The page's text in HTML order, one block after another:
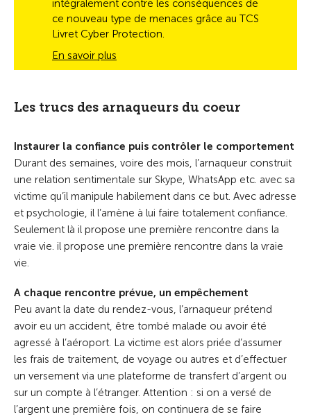
intégralement contre les conséquences de
ce nouveau type de menaces grâce au TCS
Livret Cyber Protection.
En savoir plus
Les trucs des arnaqueurs du coeur
Instaurer la confiance puis contrôler le comportement
Durant des semaines, voire des mois, l’arnaqueur construit
une relation sentimentale sur Skype, WhatsApp etc. avec sa
victime qu’il manipule habilement dans ce but. Avec adresse
et psychologie, il l’amène à lui faire totalement confiance.
Seulement là il propose une première rencontre dans la
vraie vie. il propose une première rencontre dans la vraie
vie.
A chaque rencontre prévue, un empêchement
Peu avant la date du rendez-vous, l’arnaqueur prétend
avoir eu un accident, être tombé malade ou avoir été
agressé à l’aéroport. La victime est alors priée d’assumer
les frais de traitement, de voyage ou autres et d’effectuer
un versement via une plateforme de transfert d’argent ou
sur un compte à l’étranger. Attention : si on a versé de
l’argent une première fois, on continuera de se faire